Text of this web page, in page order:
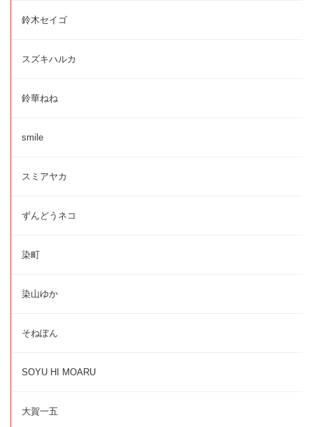
鈴木セイゴ
スズキハルカ
鈴華ねね
smile
スミアヤカ
ずんどうネコ
染町
染山ゆか
そねぽん
SOYU HI MOARU
大賀一五